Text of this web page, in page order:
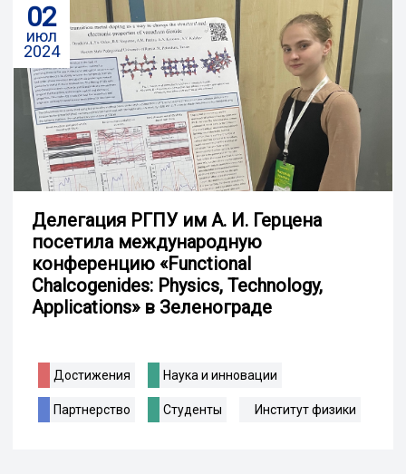
02
июл
2024
Делегация РГПУ им А. И. Герцена
посетила международную
конференцию «Functional
Chalcogenides: Physics, Technology,
Applications» в Зеленограде
Достижения Наука и инновации
Партнерство Студенты Институт физики